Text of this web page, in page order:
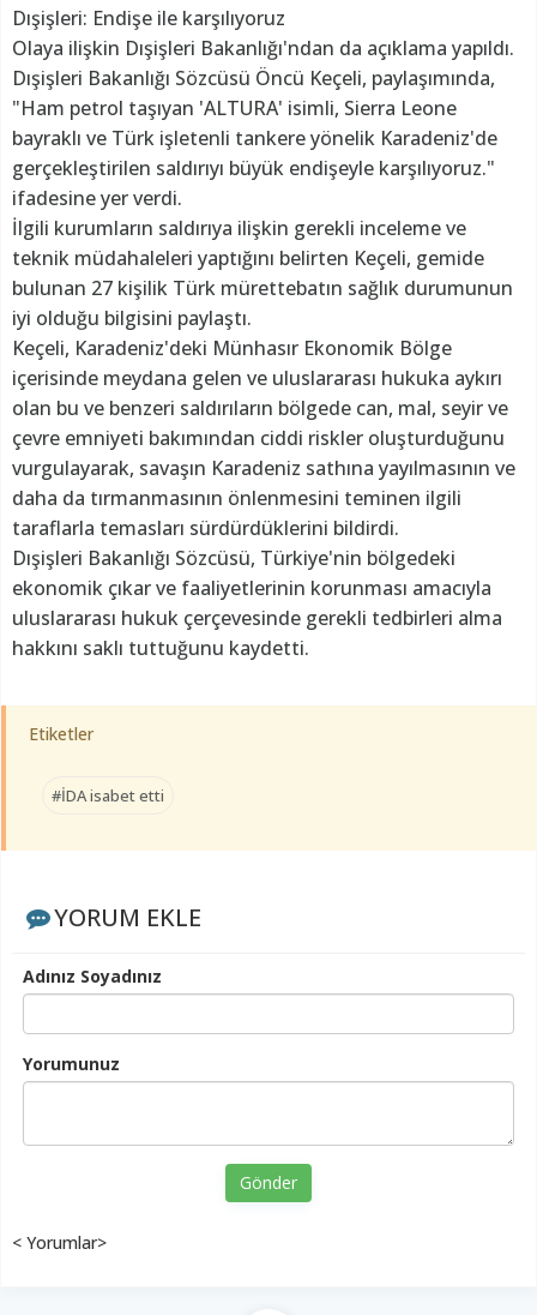
Dışişleri: Endişe ile karşılıyoruz
Olaya ilişkin Dışişleri Bakanlığı'ndan da açıklama yapıldı.
Dışişleri Bakanlığı Sözcüsü Öncü Keçeli, paylaşımında,
"Ham petrol taşıyan 'ALTURA' isimli, Sierra Leone
bayraklı ve Türk işletenli tankere yönelik Karadeniz'de
gerçekleştirilen saldırıyı büyük endişeyle karşılıyoruz."
ifadesine yer verdi.
İlgili kurumların saldırıya ilişkin gerekli inceleme ve
teknik müdahaleleri yaptığını belirten Keçeli, gemide
bulunan 27 kişilik Türk mürettebatın sağlık durumunun
iyi olduğu bilgisini paylaştı.
Keçeli, Karadeniz'deki Münhasır Ekonomik Bölge
içerisinde meydana gelen ve uluslararası hukuka aykırı
olan bu ve benzeri saldırıların bölgede can, mal, seyir ve
çevre emniyeti bakımından ciddi riskler oluşturduğunu
vurgulayarak, savaşın Karadeniz sathına yayılmasının ve
daha da tırmanmasının önlenmesini teminen ilgili
taraflarla temasları sürdürdüklerini bildirdi.
Dışişleri Bakanlığı Sözcüsü, Türkiye'nin bölgedeki
ekonomik çıkar ve faaliyetlerinin korunması amacıyla
uluslararası hukuk çerçevesinde gerekli tedbirleri alma
hakkını saklı tuttuğunu kaydetti.
Etiketler
#İDA isabet etti
YORUM EKLE
Adınız Soyadınız
Yorumunuz
Gönder
< Yorumlar>